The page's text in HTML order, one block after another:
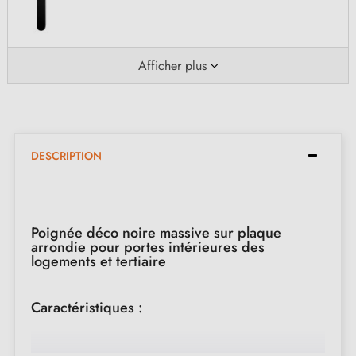
Afficher plus
DESCRIPTION
Poignée déco noire massive sur plaque
arrondie pour portes intérieures des
logements et tertiaire
Caractéristiques :